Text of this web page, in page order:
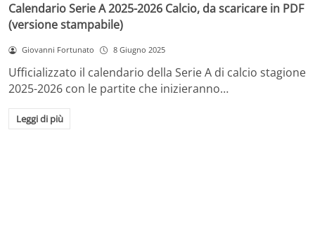
Calendario Serie A 2025-2026 Calcio, da scaricare in PDF
(versione stampabile)
Giovanni Fortunato 8 Giugno 2025
Ufficializzato il calendario della Serie A di calcio stagione
2025-2026 con le partite che inizieranno…
Leggi di più